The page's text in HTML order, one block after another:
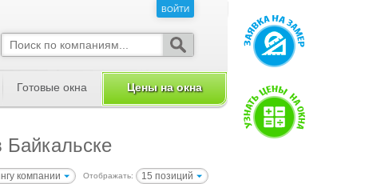
Байкальске
компании Отображать: 15 позиций
ВОЙТИ
Готовые окна Цены на окна
ВОЙТИ